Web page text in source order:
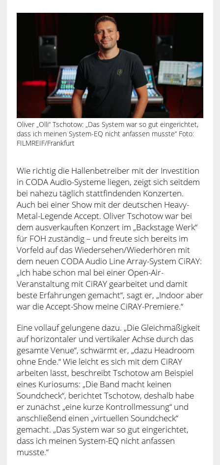
Oliver „Olli“ Tschotow: „Das System war so gut eingerichtet,
dass ich meinen System-EQ nicht anfassen musste“ Foto:
FILMREIF/Frankfurt
Wie richtig die Hallenbetreiber mit der Investition
in CODA Audio-Systeme liegen, zeigt sich seitdem
bei nahezu täglich stattfindenden Konzerten.
Auch bei einer Show mit der deutschen Heavy-
Metal-Legende Accept. Oliver Tschotow war bei
dem ausverkauften Konzert im „Backstage Werk“
für FOH zuständig – und freute sich bereits im
Vorfeld auf das Wiedersehen/Wiederhören mit
dem neuen CODA Audio Line Array-System CiRAY:
„Ich habe schon mal bei einer Open-Air-
Veranstaltung mit CiRAY gearbeitet und damit
beste Erfahrungen gemacht“, sagt er, „Indoor aber
war die Accept-Show meine CiRAY-Premiere.“
Eine vollauf gelungene dazu. „Die Gleichmäßigkeit
auf horizontaler und vertikaler Achse durch das
gesamte Venue“, schwärmt er, „dazu Headroom
ohne Ende.“ Wie leicht es sich mit dem CiRAY
arbeiten lässt, beschreibt Tschotow am Beispiel
eines Kuriosums: „Die Band macht keinen
Soundcheck“, berichtet Tschotow, deshalb habe
er zunächst „eine kurze Kontrollmessung“ und
anschließend einen „virtuellen Soundcheck“
gemacht. „Das System war so gut eingerichtet,
dass ich meinen System-EQ nicht anfassen
musste.“